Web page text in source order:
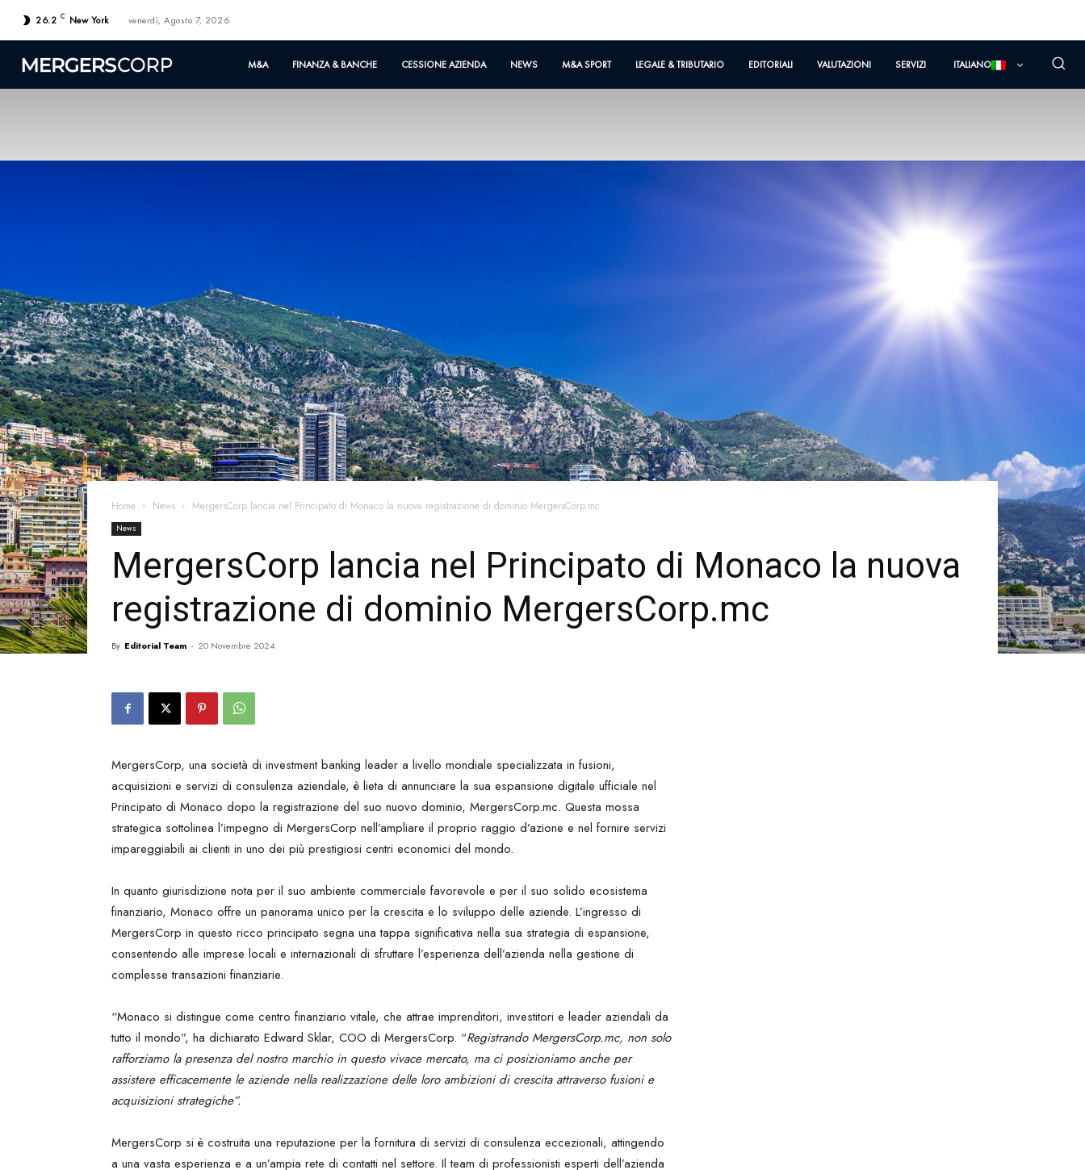
26.2 C New York venerdì, Agosto 7, 2026
M&A FINANZA & BANCHE CESSIONE AZIENDA NEWS M&A SPORT LEGALE & TRIBUTARIO EDITORIALI VALUTAZIONI SERVIZI ITALIANO
Home News MergersCorp lancia nel Principato di Monaco la nuova registrazione di dominio MergersCorp.mc
News
MergersCorp lancia nel Principato di Monaco la nuova
registrazione di dominio MergersCorp.mc
By Editorial Team - 20 Novembre 2024
MergersCorp, una società di investment banking leader a livello mondiale specializzata in fusioni,
acquisizioni e servizi di consulenza aziendale, è lieta di annunciare la sua espansione digitale ufficiale nel
Principato di Monaco dopo la registrazione del suo nuovo dominio, MergersCorp.mc. Questa mossa
strategica sottolinea l’impegno di MergersCorp nell’ampliare il proprio raggio d’azione e nel fornire servizi
impareggiabili ai clienti in uno dei più prestigiosi centri economici del mondo.
In quanto giurisdizione nota per il suo ambiente commerciale favorevole e per il suo solido ecosistema
finanziario, Monaco offre un panorama unico per la crescita e lo sviluppo delle aziende. L’ingresso di
MergersCorp in questo ricco principato segna una tappa significativa nella sua strategia di espansione,
consentendo alle imprese locali e internazionali di sfruttare l’esperienza dell’azienda nella gestione di
complesse transazioni finanziarie.
“Monaco si distingue come centro finanziario vitale, che attrae imprenditori, investitori e leader aziendali da
tutto il mondo”, ha dichiarato Edward Sklar, COO di MergersCorp. “Registrando MergersCorp.mc, non solo
rafforziamo la presenza del nostro marchio in questo vivace mercato, ma ci posizioniamo anche per
assistere efficacemente le aziende nella realizzazione delle loro ambizioni di crescita attraverso fusioni e
acquisizioni strategiche”.
MergersCorp si è costruita una reputazione per la fornitura di servizi di consulenza eccezionali, attingendo
a una vasta esperienza e a un’ampia rete di contatti nel settore. Il team di professionisti esperti dell’azienda